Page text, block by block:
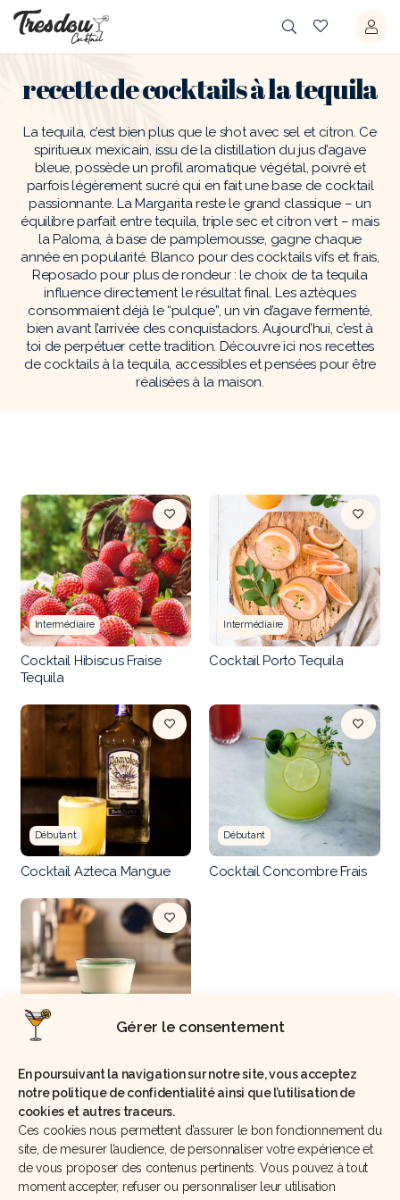
Gérer le consentement
En poursuivant la navigation sur notre site, vous acceptez
notre politique de confidentialité ainsi que l’utilisation de
cookies et autres traceurs.
Ces cookies nous permettent d’assurer le bon fonctionnement du
site, de mesurer l’audience, de personnaliser votre expérience et
de vous proposer des contenus pertinents. Vous pouvez à tout
moment accepter, refuser ou personnaliser leur utilisation
recette de cocktails à la tequila
La tequila, c’est bien plus que le shot avec sel et citron. Ce
spiritueux mexicain, issu de la distillation du jus d’agave
bleue, possède un profil aromatique végétal, poivré et
parfois légèrement sucré qui en fait une base de cocktail
passionnante. La Margarita reste le grand classique – un
équilibre parfait entre tequila, triple sec et citron vert – mais
la Paloma, à base de pamplemousse, gagne chaque
année en popularité. Blanco pour des cocktails vifs et frais,
Reposado pour plus de rondeur : le choix de ta tequila
influence directement le résultat final. Les aztèques
consommaient déjà le “pulque”, un vin d’agave fermenté,
bien avant l’arrivée des conquistadors. Aujourd’hui, c’est à
toi de perpétuer cette tradition. Découvre ici nos recettes
de cocktails à la tequila, accessibles et pensées pour être
réalisées à la maison.
Intermédiaire
Cocktail Hibiscus Fraise
Tequila
Intermédiaire
Cocktail Porto Tequila
Débutant
Cocktail Azteca Mangue
Débutant
Cocktail Concombre Frais
Débutant
tequila
1 2